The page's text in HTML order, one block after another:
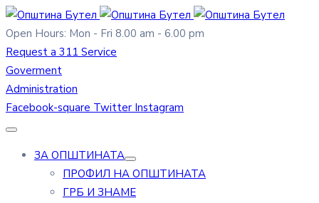
Open Hours: Mon - Fri 8.00 am - 6.00 pm
Request a 311 Service
Goverment
Administration
Facebook-square Twitter Instagram
ЗА ОПШТИНАТА
ПРОФИЛ НА ОПШТИНАТА
ГРБ И ЗНАМЕ